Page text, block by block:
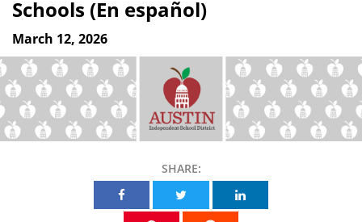
Schools (En español)
March 12, 2026
SHARE:
Share on FacebookShare on Twitter